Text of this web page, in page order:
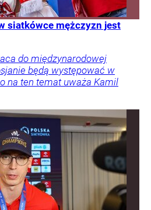
siatkówce mężczyzn jest
do międzynarodowej
będą występować w
na ten temat uważa Kamil